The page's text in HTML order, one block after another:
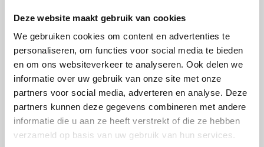
Deze website maakt gebruik van cookies
We gebruiken cookies om content en advertenties te
personaliseren, om functies voor social media te bieden
en om ons websiteverkeer te analyseren. Ook delen we
informatie over uw gebruik van onze site met onze
partners voor social media, adverteren en analyse. Deze
partners kunnen deze gegevens combineren met andere
informatie die u aan ze heeft verstrekt of die ze hebben
verzameld op basis van uw gebruik van hun services.
07/11
2023
Metaalbewerkers
Axxent heeft een paar toffe vacatures voor